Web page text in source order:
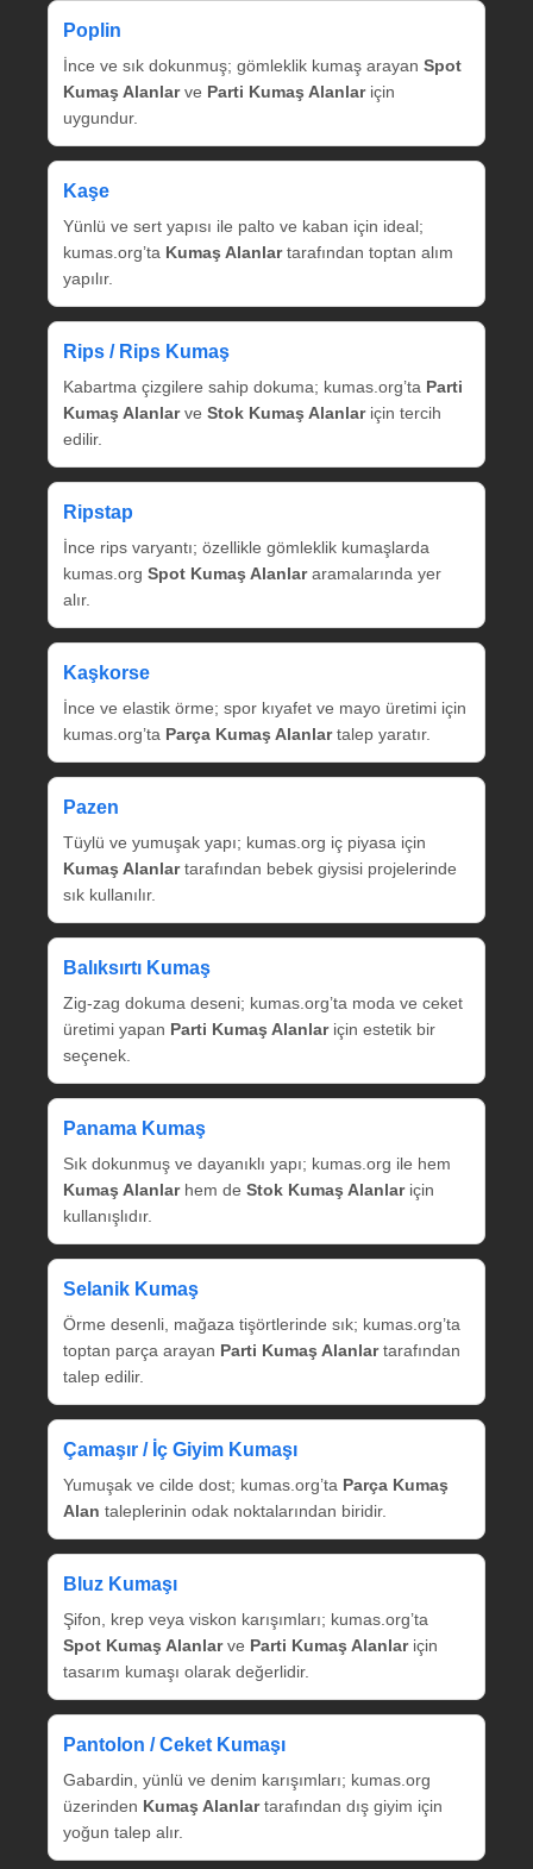
Poplin
İnce ve sık dokunmuş; gömleklik kumaş arayan Spot
Kumaş Alanlarve Parti Kumaş Alanlariçin
uygundur.
Kaşe
Yünlü ve sert yapısı ile palto ve kaban için ideal;
kumas.org’ta Kumaş Alanlartarafından toptan alım
yapılır.
Rips / Rips Kumaş
Kabartma çizgilere sahip dokuma; kumas.org’ta Parti
Kumaş Alanlarve Stok Kumaş Alanlariçin tercih
edilir.
Ripstap
İnce rips varyantı; özellikle gömleklik kumaşlarda
kumas.org Spot Kumaş Alanlararamalarında yer
alır.
Kaşkorse
İnce ve elastik örme; spor kıyafet ve mayo üretimi için
kumas.org’ta Parça Kumaş Alanlartalep yaratır.
Pazen
Tüylü ve yumuşak yapı; kumas.org iç piyasa için
Kumaş Alanlartarafından bebek giysisi projelerinde
sık kullanılır.
Balıksırtı Kumaş
Zig‑zag dokuma deseni; kumas.org’ta moda ve ceket
üretimi yapan Parti Kumaş Alanlariçin estetik bir
seçenek.
Panama Kumaş
Sık dokunmuş ve dayanıklı yapı; kumas.org ile hem
Kumaş Alanlarhem de Stok Kumaş Alanlariçin
kullanışlıdır.
Selanik Kumaş
Örme desenli, mağaza tişörtlerinde sık; kumas.org’ta
toptan parça arayan Parti Kumaş Alanlartarafından
talep edilir.
Çamaşır / İç Giyim Kumaşı
Yumuşak ve cilde dost; kumas.org’ta Parça Kumaş
Alan taleplerinin odak noktalarından biridir.
Bluz Kumaşı
Şifon, krep veya viskon karışımları; kumas.org’ta
Spot Kumaş Alanlarve Parti Kumaş Alanlariçin
tasarım kumaşı olarak değerlidir.
Pantolon / Ceket Kumaşı
Gabardin, yünlü ve denim karışımları; kumas.org
üzerinden Kumaş Alanlartarafından dış giyim için
yoğun talep alır.